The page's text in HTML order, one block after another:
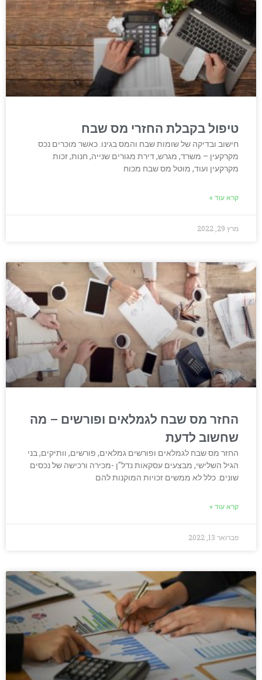
טיפול בקבלת החזרי מס שבח
חישוב ובדיקה של שומות שבח והמס בגינו. כאשר מוכרים נכס
מקרקעין – משרד, מגרש, דירת מגורים שנייה, חנות, זכות
מקרקעין ועוד, מוטל מס שבח מכוח
קרא עוד »
מרץ 29, 2022
החזר מס שבח לגמלאים ופורשים – מה
שחשוב לדעת
החזר מס שבח לגמלאים ופורשים גמלאים, פורשים, וותיקים, בני
הגיל השלישי, מבצעים עסקאות נדל"ן -מכירה ורכישה של נכסים
שונים. כלל לא ממשים זכויות המוקנות להם
קרא עוד »
פברואר 13, 2022